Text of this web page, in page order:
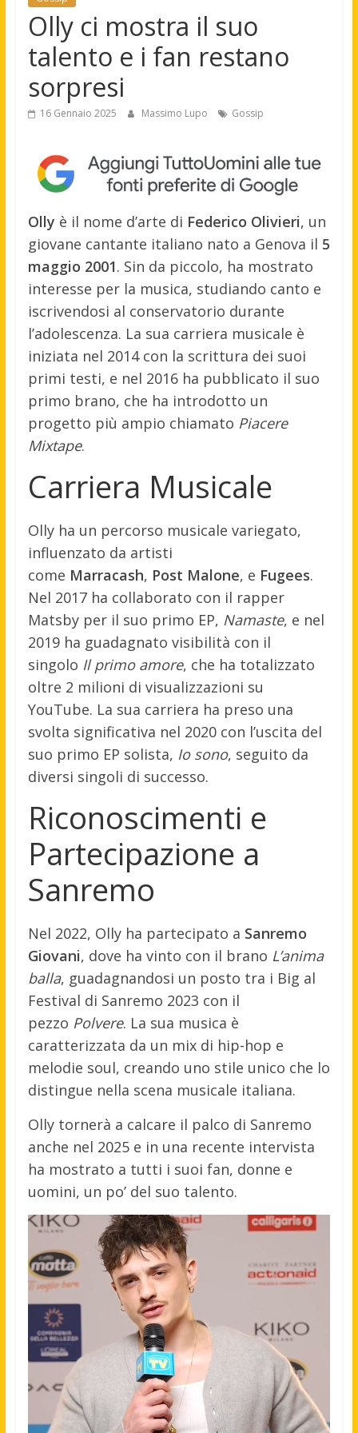
Olly ci mostra il suo
talento e i fan restano
sorpresi
16 Gennaio 2025 Massimo Lupo Gossip
Olly è il nome d’arte di Federico Olivieri, un
giovane cantante italiano nato a Genova il 5
maggio 2001. Sin da piccolo, ha mostrato
interesse per la musica, studiando canto e
iscrivendosi al conservatorio durante
l’adolescenza. La sua carriera musicale è
iniziata nel 2014 con la scrittura dei suoi
primi testi, e nel 2016 ha pubblicato il suo
primo brano, che ha introdotto un
progetto più ampio chiamato Piacere
Mixtape.
Carriera Musicale
Olly ha un percorso musicale variegato,
influenzato da artisti
come Marracash, Post Malone, e Fugees.
Nel 2017 ha collaborato con il rapper
Matsby per il suo primo EP, Namaste, e nel
2019 ha guadagnato visibilità con il
singolo Il primo amore, che ha totalizzato
oltre 2 milioni di visualizzazioni su
YouTube. La sua carriera ha preso una
svolta significativa nel 2020 con l’uscita del
suo primo EP solista, Io sono, seguito da
diversi singoli di successo.
Riconoscimenti e
Partecipazione a
Sanremo
Nel 2022, Olly ha partecipato a Sanremo
Giovani, dove ha vinto con il brano L’anima
balla, guadagnandosi un posto tra i Big al
Festival di Sanremo 2023 con il
pezzo Polvere. La sua musica è
caratterizzata da un mix di hip-hop e
melodie soul, creando uno stile unico che lo
distingue nella scena musicale italiana.
Olly tornerà a calcare il palco di Sanremo
anche nel 2025 e in una recente intervista
ha mostrato a tutti i suoi fan, donne e
uomini, un po’ del suo talento.